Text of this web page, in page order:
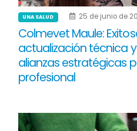
UNA SALUD 25 de junio de
Colmevet Maule:
actualización técnica
alianzas estratégicas
profesional